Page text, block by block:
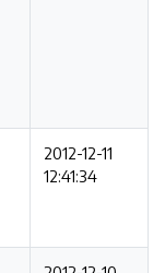
2012-12-11
12:41:34